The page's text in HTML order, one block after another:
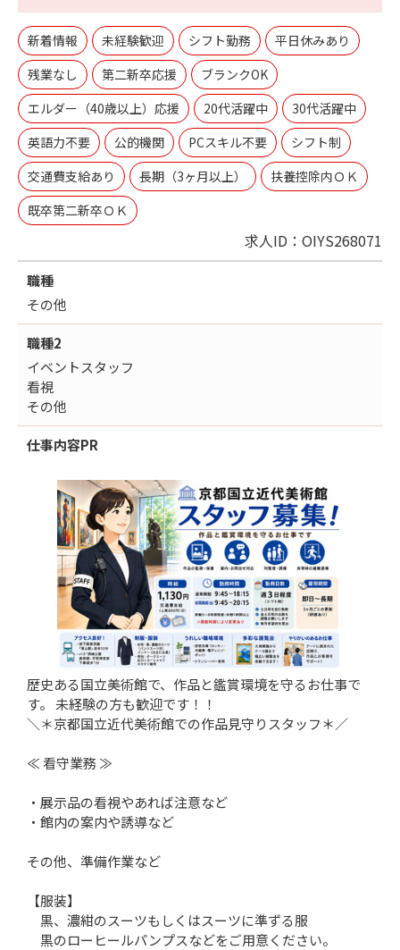
新着情報 未経験歓迎 シフト勤務
平日休みあり
残業なし
第二新卒応援
ブランクOK
エルダー（40歳以上）応援
20代活躍中
30代活躍中
英語力不要
公的機関 PCスキル不要
シフト制
交通費支給あり
長期（3ヶ月以上）
扶養控除内ＯＫ
既卒第二新卒ＯＫ
求人ID：OIYS268071
職種
その他
職種2
イベントスタッフ
看視
その他
仕事内容PR
歴史ある国立美術館で、作品と鑑賞環境を守るお仕事で
す。 未経験の方も歓迎です！！
＼＊京都国立近代美術館での作品見守りスタッフ＊／
≪ 看守業務 ≫
・展示品の看視やあれば注意など
・館内の案内や誘導など
その他、準備作業など
【服装】
黒、濃紺のスーツもしくはスーツに準ずる服
黒のローヒールパンプスなどをご用意ください。